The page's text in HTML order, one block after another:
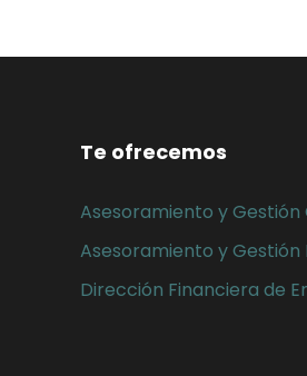
Te ofrecemos
Asesoramiento y
Asesoramiento y
Dirección Financiera de